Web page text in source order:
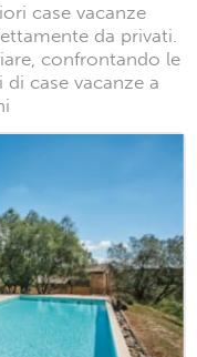
case vacanze
da privati.
confrontando le
case vacanze a